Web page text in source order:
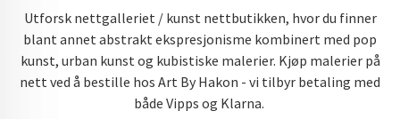
Utforsk nettgalleriet / kunst nettbutikken, hvor du finner
blant annet abstrakt ekspresjonisme kombinert med pop
kunst, urban kunst og kubistiske malerier. Kjøp malerier på
nett ved å bestille hos Art By Hakon - vi tilbyr betaling med
både Vipps og Klarna.